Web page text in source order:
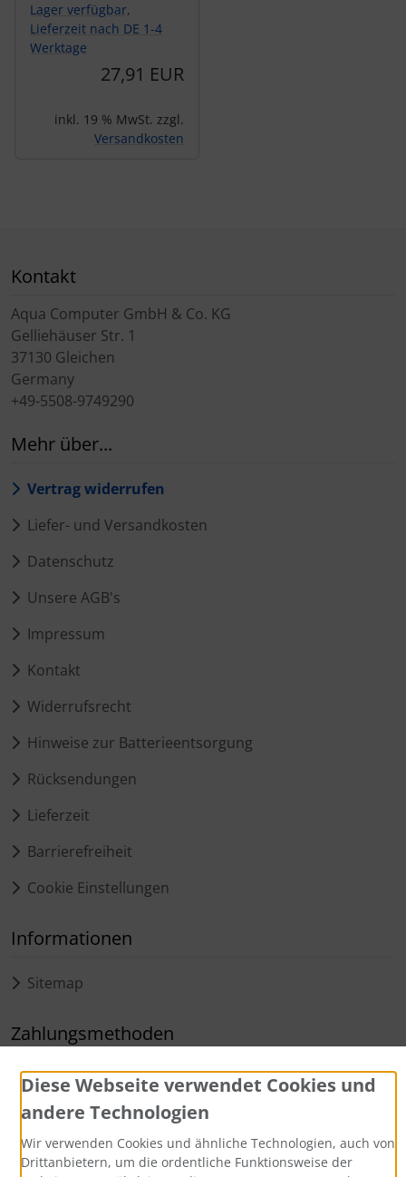
Lager verfügbar,
Lieferzeit nach DE 1-4
Werktage
27,91 EUR
inkl. 19 % MwSt. zzgl.
Versandkosten
Kontakt
Aqua Computer GmbH & Co. KG
Gelliehäuser Str. 1
37130 Gleichen
Germany
+49-5508-9749290
Mehr über...
Vertrag widerrufen
Liefer- und Versandkosten
Datenschutz
Unsere AGB's
Impressum
Kontakt
Widerrufsrecht
Hinweise zur Batterieentsorgung
Rücksendungen
Lieferzeit
Barrierefreiheit
Cookie Einstellungen
Informationen
Sitemap
Zahlungsmethoden
Diese Webseite verwendet Cookies und
andere Technologien
Wir verwenden Cookies und ähnliche Technologien, auch von
Drittanbietern, um die ordentliche Funktionsweise der